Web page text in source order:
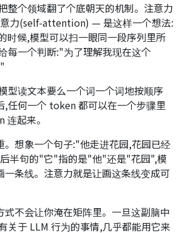
整个领域翻了个底朝天的机制。注意力
力(self-attention) — 是这样一个想法:
时候,模型可以扫一眼同一段序列里所
每一个判断:"为了理解我现在这个
型读文本要么一个词一个词地按顺序
,任何一个 token 都可以在一个步骤里
起来。
。想象一个句子:"他走进花园,花园已经
半句的"它"指的是"他"还是"花园",模
一条线。注意力就是让画这条线变成可
式不会让你淹在矩阵里。一旦这副脑中
关于 LLM 行为的事情,几乎都能用它来